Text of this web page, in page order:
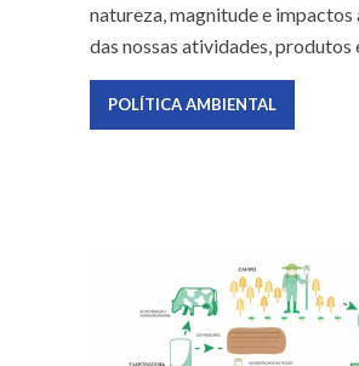
natureza, magnitude e impactos
das nossas atividades, produtos
POLÍTICA AMBIENTAL